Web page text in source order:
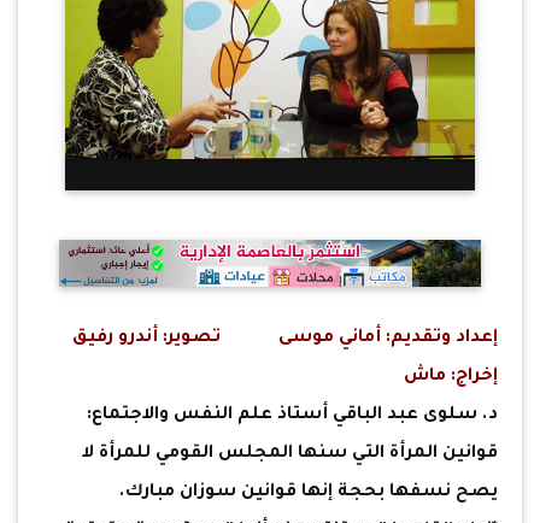
إعداد وتقديم: أماني موسى تصوير: أندرو رفيق
إخراج: ماش
د. سلوى عبد الباقي أستاذ علم النفس والاجتماع:
قوانين المرأة التي سنها المجلس القومي للمرأة لا
يصح نسفها بحجة إنها قوانين سوزان مبارك.